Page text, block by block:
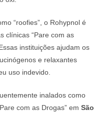
“roofies”, o Rohypnol é
clínicas “Pare com as
instituições ajudam os
e relaxantes
uso indevido.
inalados como
com as Drogas” em São